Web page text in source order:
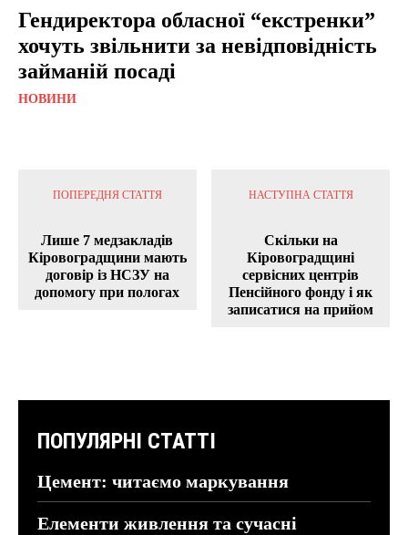
Гендиректора обласної “екстренки”
хочуть звільнити за невідповідність
займаній посаді
НОВИНИ
ПОПЕРЕДНЯ СТАТТЯ
Лише 7 медзакладів
Кіровоградщини мають
договір із НСЗУ на
допомогу при пологах
НАСТУПНА СТАТТЯ
Скільки на
Кіровоградщині
сервісних центрів
Пенсійного фонду і як
записатися на прийом
ПОПУЛЯРНІ СТАТТІ
Цемент: читаємо маркування
Елементи живлення та сучасні